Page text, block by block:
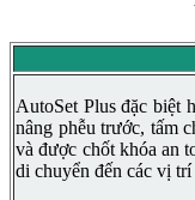
AutoSet Plus đặc biệt
nâng phễu trước, tấm
và được chốt khóa an
di chuyển đến các vị